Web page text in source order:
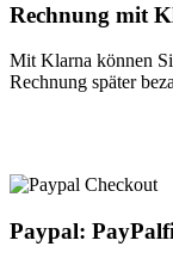
Rechnung mit
Mit Klarna können
Rechnung später
Paypal: